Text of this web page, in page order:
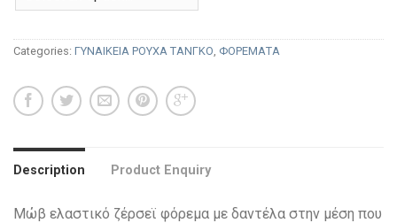
Categories: ΓΥΝΑΙΚΕΙΑ ΡΟΥΧΑ ΤΑΝΓΚΟ ΦΟΡΕΜΑΤΑ
Description Product Enquiry
Μώβ ελαστικό ζέρσεϊ φόρεμα με δαντέλα στην μέση που